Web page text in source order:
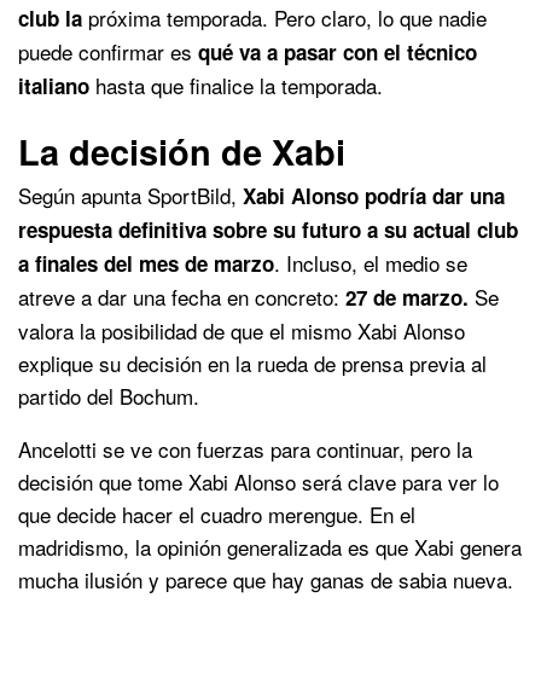
club la próxima temporada. Pero claro, lo que nadie
puede confirmar es qué va a pasar con el técnico
italiano hasta que finalice la temporada.
La decisión de Xabi
Según apunta SportBild, Xabi Alonso podría dar una
respuesta definitiva sobre su futuro a su actual club
a finales del mes de marzo. Incluso, el medio se
atreve a dar una fecha en concreto: 27 de marzo. Se
valora la posibilidad de que el mismo Xabi Alonso
explique su decisión en la rueda de prensa previa al
partido del Bochum.
Ancelotti se ve con fuerzas para continuar, pero la
decisión que tome Xabi Alonso será clave para ver lo
que decide hacer el cuadro merengue. En el
madridismo, la opinión generalizada es que Xabi genera
mucha ilusión y parece que hay ganas de sabia nueva.